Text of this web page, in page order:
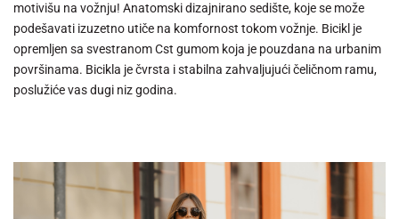
motivišu na vožnju! Anatomski dizajnirano sedište, koje se može
podešavati izuzetno utiče na komfornost tokom vožnje. Bicikl je
opremljen sa svestranom Cst gumom koja je pouzdana na urbanim
površinama. Bicikla je čvrsta i stabilna zahvaljujući čeličnom ramu,
poslužiće vas dugi niz godina.